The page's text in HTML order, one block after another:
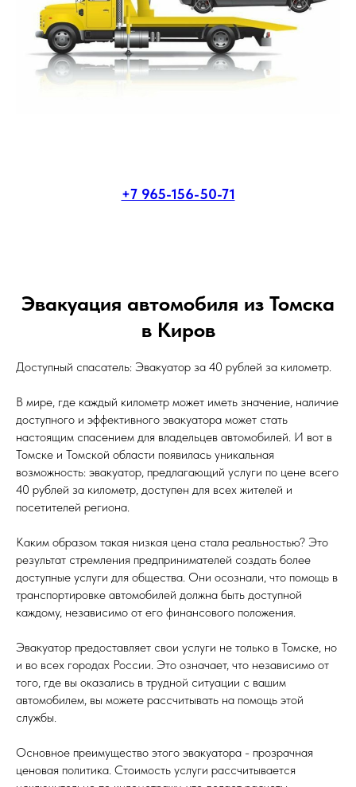
+7 965-156-50-71
Эвакуация автомобиля из Томска
в Киров
Доступный спасатель: Эвакуатор за 40 рублей за километр.
В мире, где каждый километр может иметь значение, наличие
доступного и эффективного эвакуатора может стать
настоящим спасением для владельцев автомобилей. И вот в
Томске и Томской области появилась уникальная
возможность: эвакуатор, предлагающий услуги по цене всего
40 рублей за километр, доступен для всех жителей и
посетителей региона.
Каким образом такая низкая цена стала реальностью? Это
результат стремления предпринимателей создать более
доступные услуги для общества. Они осознали, что помощь в
транспортировке автомобилей должна быть доступной
каждому, независимо от его финансового положения.
Эвакуатор предоставляет свои услуги не только в Томске, но
и во всех городах России. Это означает, что независимо от
того, где вы оказались в трудной ситуации с вашим
автомобилем, вы можете рассчитывать на помощь этой
службы.
Основное преимущество этого эвакуатора - прозрачная
ценовая политика. Стоимость услуги рассчитывается